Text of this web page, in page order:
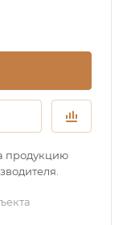
продукцию